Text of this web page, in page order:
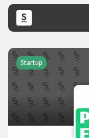
Startup